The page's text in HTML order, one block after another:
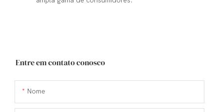
Entre em contato conosco
Nome